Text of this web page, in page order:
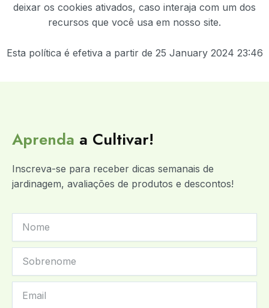
deixar os cookies ativados, caso interaja com um dos
recursos que você usa em nosso site.
Esta política é efetiva a partir de 25 January 2024 23:46
Aprenda a Cultivar!
Inscreva-se para receber dicas semanais de
jardinagem, avaliações de produtos e descontos!
FIRST
NAME
LAST
NAME
NEWSLETTER